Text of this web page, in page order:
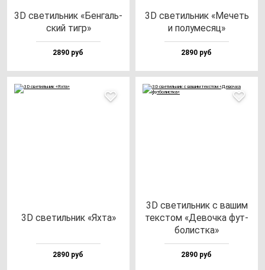
3D све­тиль­ник «Бен­галь­
ский тигр»
2890 руб
3D све­тиль­ник «Мечеть
и по­лу­ме­сяц»
2890 руб
3D све­тиль­ник «Яхта»
2890 руб
3D све­тиль­ник с ва­шим
тек­стом «Девоч­ка фут­
бо­лис­тка»
2890 руб